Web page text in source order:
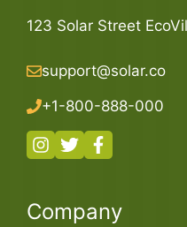
123 Solar Street
support@solar.co
+1-800-888-000
Company